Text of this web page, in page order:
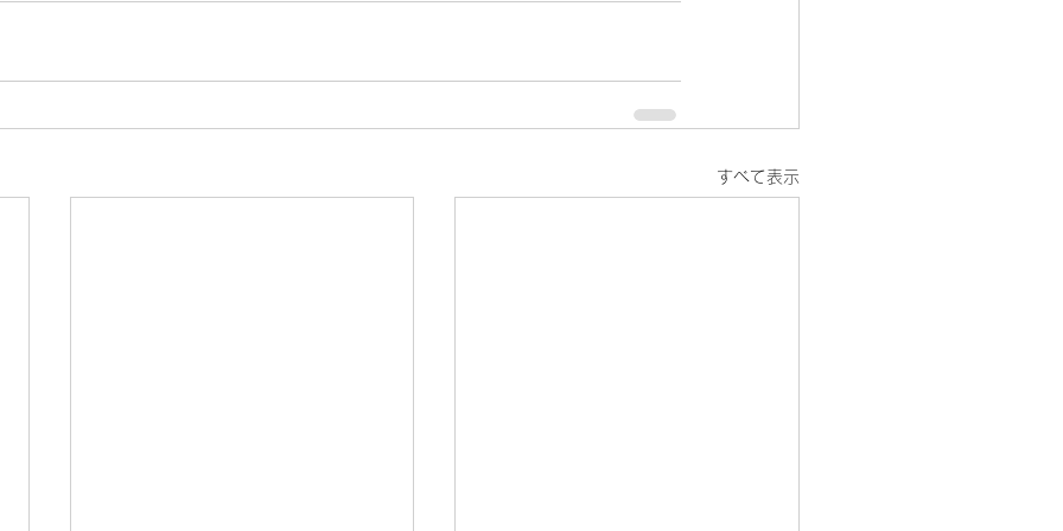
すべて表示